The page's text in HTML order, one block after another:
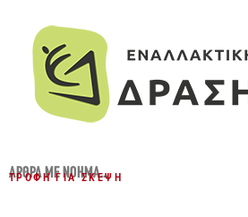
ΆΡΘΡΑ ΜΕ ΝΌΗΜΑ...
ΤΡΟΦΉ ΓΙΑ ΣΚΈΨΗ